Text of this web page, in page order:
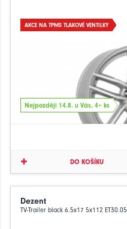
AKCE NA TPMS TLAKOVÉ VENTILKY
Nejpozději 14.8. u Vás, 4+ ks
DO KOŠÍKU
Dezent
TV-Trailer black 6.5x17 5x112 ET30.05